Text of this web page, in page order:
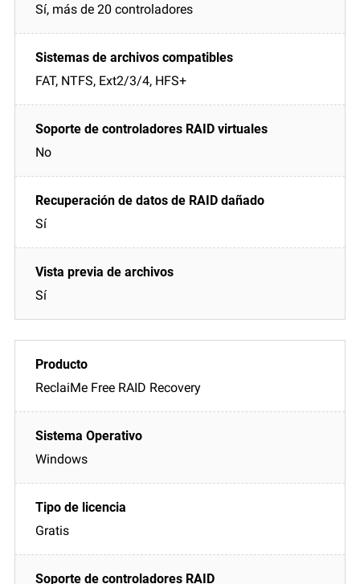
Sí, más de 20 controladores
FAT, NTFS, Ext2/3/4, HFS+
No
Sí
Sí
ReclaiMe Free RAID Recovery
Windows
Gratis